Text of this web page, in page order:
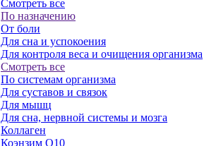
Смотреть все
По назначению
От боли
Для сна и успокоения
Для контроля веса и очищения организма
Смотреть все
По системам организма
Для суставов и связок
Для мышц
Для сна, нервной системы и мозга
Коллаген
Коэнзим Q10